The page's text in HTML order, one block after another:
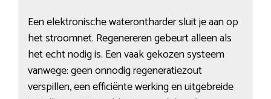
Een elektronische waterontharder sluit je aan op
het stroomnet. Regenereren gebeurt alleen als
het echt nodig is. Een vaak gekozen systeem
vanwege: geen onnodig regeneratiezout
verspillen, een efficiënte werking en uitgebreide